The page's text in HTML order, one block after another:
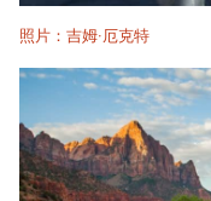
照片：吉姆·厄克特